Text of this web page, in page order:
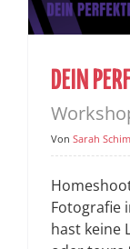
DEIN
Von Sarah
Fotografie
hast keine